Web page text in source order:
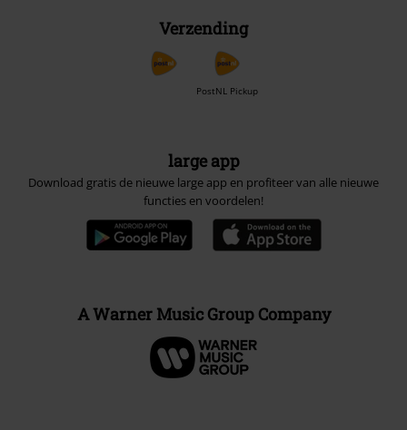
Verzending
PostNL Pickup
large app
Download gratis de nieuwe large app en profiteer van alle nieuwe
functies en voordelen!
A Warner Music Group Company